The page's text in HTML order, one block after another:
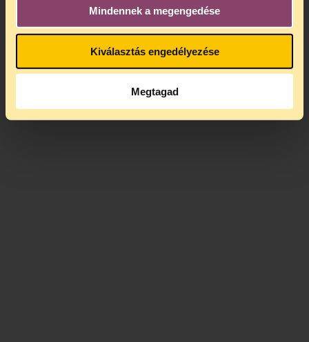
Mindennek a megengedése
Kiválasztás engedélyezése
Megtagad